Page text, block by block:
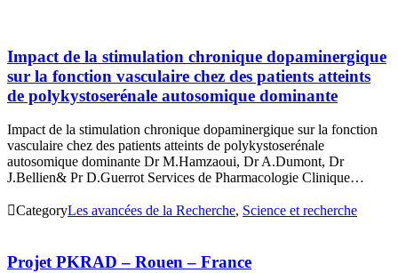
Impact de la stimulation chronique dopaminergique
sur la fonction vasculaire chez des patients atteints
de polykystoserénale autosomique dominante
Impact de la stimulation chronique dopaminergique sur la fonction
vasculaire chez des patients atteints de polykystoserénale
autosomique dominante Dr M.Hamzaoui, Dr A.Dumont, Dr
J.Bellien& Pr D.Guerrot Services de Pharmacologie Clinique…
CategoryLes avancées de la Recherche, Science et recherche
Projet PKRAD – Rouen – France